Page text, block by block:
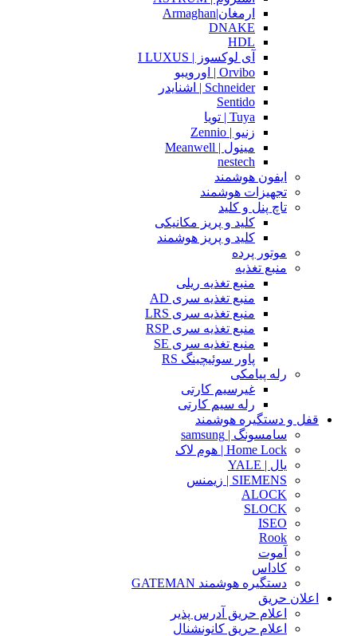
ارمغان|Armaghan
DNAKE
HDL
آی لوکسوز | I LUXUS
Orvibo | اورویبو
Schneider | اشنایدر
Sentido
Tuya | تویا
زنیو | Zennio
مینول | Meanwell
nestech
ایفون هوشمند
تجهیزات هوشمند
تاچ پنل و کلید
کلید و پریز مکانیکی
کلید و پریز هوشمند
موتور پرده
منبع تغذیه
منبع تغذیه ریلی
منبع تغذیه سری AD
منبع تغذیه سری LRS
منبع تغذیه سری RSP
منبع تغذیه سری SE
پاور سوئیچینگ RS
رله پیامکی
غیرسیم کارتی
رله سیم کارتی
قفل و دستگیره هوشمند
سامسونگ | samsung
Home Lock | هوم لاک
یال | YALE
SIEMENS | زیمنس
ALOCK
SLOCK
ISEO
Rook
آموت
کاداس
دستگیره هوشمند GATEMAN
اعلان حریق
اعلام حریق آدرس پذیر
اعلام حریق کانونشنال